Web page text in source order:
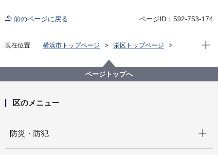
前のページに戻る ページID：592-753-174
現在位置 横浜市トップページ
栄区トップページ
栄区いたち川マスコットタッチーくんの部屋
タッチーくんのオリジナルグッズ
現在
ページトップへ
区のメニュー
防災・防犯